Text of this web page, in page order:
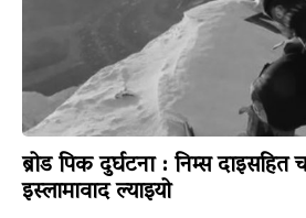
ब्रोड पिक दुर्घटना : निम्स
इस्लामावाद ल्याइयो